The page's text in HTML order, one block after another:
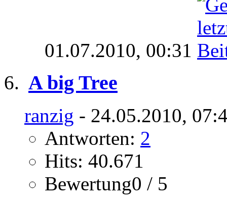
01.07.2010, 00:31
A big Tree
ranzig - 24.05.2010,
Antworten: 2
Hits: 40.671
Bewertung0 / 5